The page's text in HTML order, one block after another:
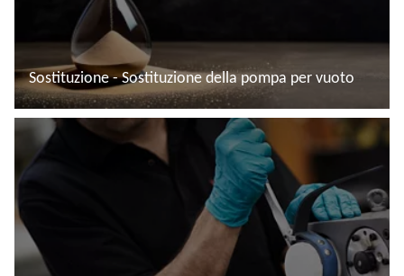
Sostituzione - Sostituzione della pompa per vuoto
Leggi di più